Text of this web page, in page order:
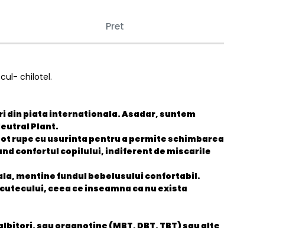
Pret
chilotel.
din piata internationala. Asadar, suntem
Plant.
rupe cu usurinta pentru a permite schimbarea
confortul copilului, indiferent de miscarile
mentine fundul bebelusului confortabil.
ceea ce inseamna ca nu exista